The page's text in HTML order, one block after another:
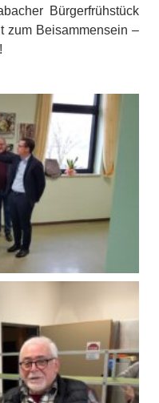
Bürgerfrühstück
zum Beisammensein –